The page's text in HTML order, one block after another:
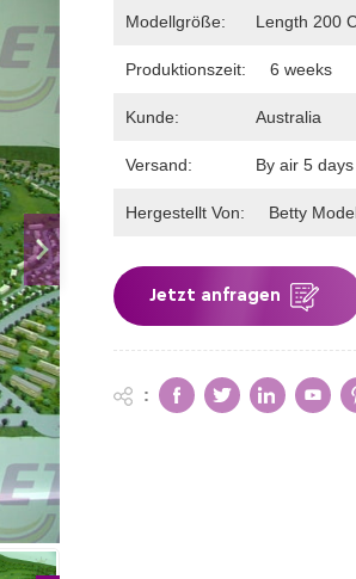
Modellgröße: Length 200
Produktionszeit: 6 weeks
Kunde: Australia
Versand: By air 5 days
Hergestellt Von: Betty
Jetzt anfragen
: